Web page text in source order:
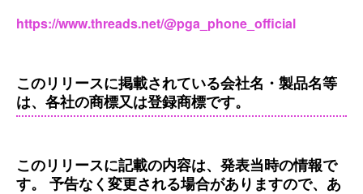
https://www.threads.net/@pga_phone_official
このリリースに掲載されている会社名・製品名等
は、各社の商標又は登録商標です。
このリリースに記載の内容は、発表当時の情報で
す。 予告なく変更される場合がありますので、あ